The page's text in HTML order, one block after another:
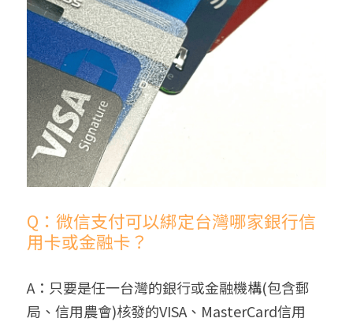
Q：微信支付可以綁定台灣哪家銀行信
用卡或金融卡？
A：只要是任一台灣的銀行或金融機構(包含郵
局、信用農會)核發的VISA、MasterCard信用